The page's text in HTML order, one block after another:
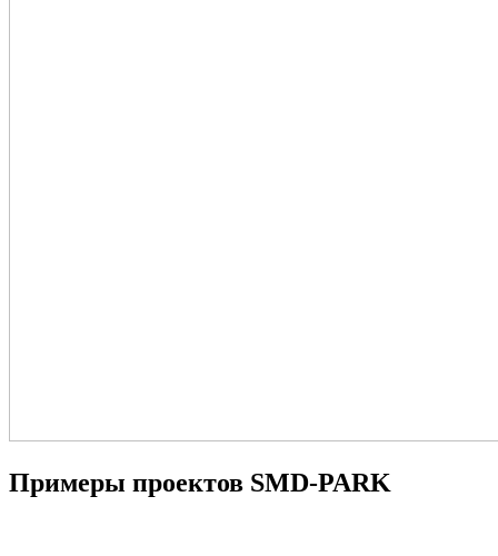
Примеры проектов SMD-PARK